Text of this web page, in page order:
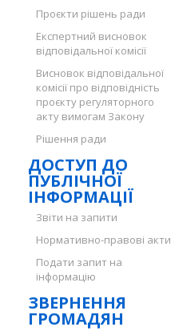
Проєкти рішень ради
Експертний висновок
відповідальної комісії
Висновок відповідальної
комісії про відповідність
проєкту регуляторного
акту вимогам Закону
Рішення ради
ДОСТУП ДО
ПУБЛІЧНОЇ
ІНФОРМАЦІЇ
Звіти на запити
Нормативно-правові акти
Подати запит на
інформацію
ЗВЕРНЕННЯ
ГРОМАДЯН